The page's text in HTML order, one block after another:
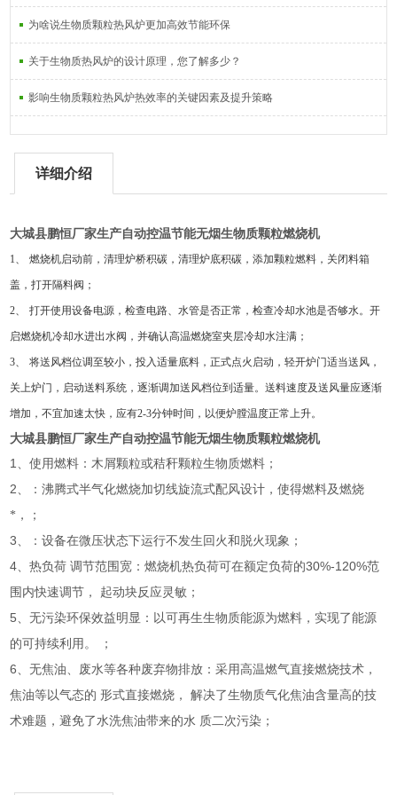
为啥说生物质颗粒热风炉更加高效节能环保
关于生物质热风炉的设计原理，您了解多少？
影响生物质颗粒热风炉热效率的关键因素及提升策略
详细介绍
大城县鹏恒厂家生产自动控温节能无烟生物质颗粒燃烧机
1、 燃烧机启动前，清理炉桥积碳，清理炉底积碳，添加颗粒燃料，关闭料箱
盖，打开隔料阀；
2、 打开使用设备电源，检查电路、水管是否正常，检查冷却水池是否够水。开
启燃烧机冷却水进出水阀，并确认高温燃烧室夹层冷却水注满；
3、 将送风档位调至较小，投入适量底料，正式点火启动，轻开炉门适当送风，
关上炉门，启动送料系统，逐渐调加送风档位到适量。送料速度及送风量应逐渐
增加，不宜加速太快，应有2-3分钟时间，以便炉膛温度正常上升。
大城县鹏恒厂家生产自动控温节能无烟生物质颗粒燃烧机
1 、使用燃料：木屑颗粒或秸秆颗粒生物质燃料；
2、：沸腾式半气化燃烧加切线旋流式配风设计，使得燃料及燃烧
*，；
3、：设备在微压状态下运行不发生回火和脱火现象；
4、热负荷 调节范围宽：燃烧机热负荷可在额定负荷的30%-120%范
围内快速调节，
起动块反应灵敏；
5、无污染环保效益明显：以可再生生物质能源为燃料，实现了能源
的可持续利用。
；
6、无焦油、废水等各种废弃物排放：采用高温燃气直接燃烧技术，
焦油等以气态的 形式直接燃烧，
解决了生物质气化焦油含量高的技
术难题，避免了水洗焦油带来的水 质二次污染；